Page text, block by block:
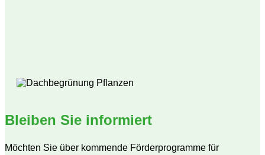
Bleiben Sie informiert
Möchten Sie über kommende Förderprogramme für